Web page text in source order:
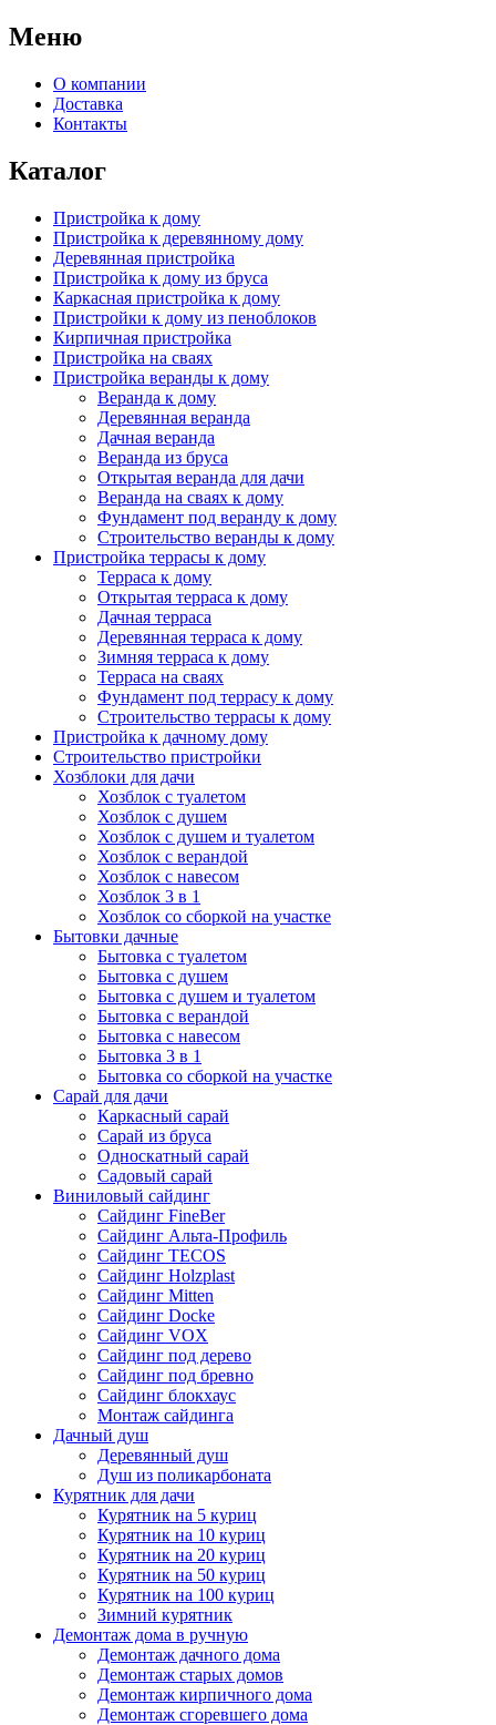
Меню
О компании
Доставка
Контакты
Каталог
Пристройка к дому
Пристройка к деревянному дому
Деревянная пристройка
Пристройка к дому из бруса
Каркасная пристройка к дому
Пристройки к дому из пеноблоков
Кирпичная пристройка
Пристройка на сваях
Пристройка веранды к дому
Веранда к дому
Деревянная веранда
Дачная веранда
Веранда из бруса
Открытая веранда для дачи
Веранда на сваях к дому
Фундамент под веранду к дому
Строительство веранды к дому
Пристройка террасы к дому
Терраса к дому
Открытая терраса к дому
Дачная терраса
Деревянная терраса к дому
Зимняя терраса к дому
Терраса на сваях
Фундамент под террасу к дому
Строительство террасы к дому
Пристройка к дачному дому
Строительство пристройки
Хозблоки для дачи
Хозблок с туалетом
Хозблок с душем
Хозблок с душем и туалетом
Хозблок с верандой
Хозблок с навесом
Хозблок 3 в 1
Хозблок со сборкой на участке
Бытовки дачные
Бытовка с туалетом
Бытовка с душем
Бытовка с душем и туалетом
Бытовка с верандой
Бытовка с навесом
Бытовка 3 в 1
Бытовка со сборкой на участке
Сарай для дачи
Каркасный сарай
Сарай из бруса
Односкатный сарай
Садовый сарай
Виниловый сайдинг
Сайдинг FineBer
Сайдинг Альта-Профиль
Сайдинг TECOS
Сайдинг Holzplast
Сайдинг Mitten
Сайдинг Docke
Сайдинг VOX
Сайдинг под дерево
Сайдинг под бревно
Сайдинг блокхаус
Монтаж сайдинга
Дачный душ
Деревянный душ
Душ из поликарбоната
Курятник для дачи
Курятник на 5 куриц
Курятник на 10 куриц
Курятник на 20 куриц
Курятник на 50 куриц
Курятник на 100 куриц
Зимний курятник
Демонтаж дома в ручную
Демонтаж дачного дома
Демонтаж старых домов
Демонтаж кирпичного дома
Демонтаж сгоревшего дома